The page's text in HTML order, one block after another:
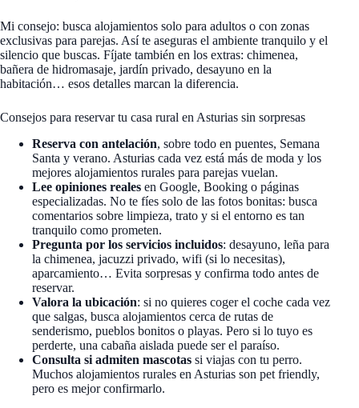
Mi consejo: busca alojamientos solo para adultos o con zonas
exclusivas para parejas. Así te aseguras el ambiente tranquilo y el
silencio que buscas. Fíjate también en los extras: chimenea,
bañera de hidromasaje, jardín privado, desayuno en la
habitación… esos detalles marcan la diferencia.
Consejos para reservar tu casa rural en Asturias sin sorpresas
Reserva con antelación, sobre todo en puentes, Semana
Santa y verano. Asturias cada vez está más de moda y los
mejores alojamientos rurales para parejas vuelan.
Lee opiniones reales en Google, Booking o páginas
especializadas. No te fíes solo de las fotos bonitas: busca
comentarios sobre limpieza, trato y si el entorno es tan
tranquilo como prometen.
Pregunta por los servicios incluidos: desayuno, leña para
la chimenea, jacuzzi privado, wifi (si lo necesitas),
aparcamiento… Evita sorpresas y confirma todo antes de
reservar.
Valora la ubicación: si no quieres coger el coche cada vez
que salgas, busca alojamientos cerca de rutas de
senderismo, pueblos bonitos o playas. Pero si lo tuyo es
perderte, una cabaña aislada puede ser el paraíso.
Consulta si admiten mascotas si viajas con tu perro.
Muchos alojamientos rurales en Asturias son pet friendly,
pero es mejor confirmarlo.